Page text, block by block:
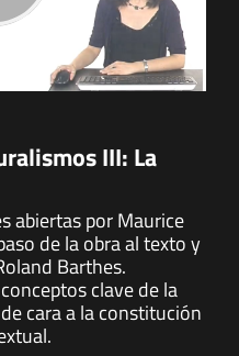
III: La
abiertas por Maurice
de la obra al texto y
Barthes.
clave de la
cara a la constitución